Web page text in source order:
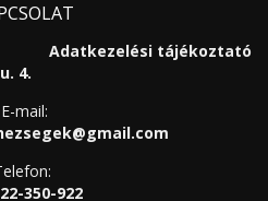
Adatkezelési tájékoztató
4.
E-mail:
350-922